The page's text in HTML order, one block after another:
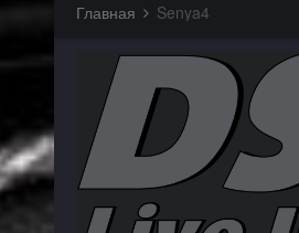
Главная Senya4